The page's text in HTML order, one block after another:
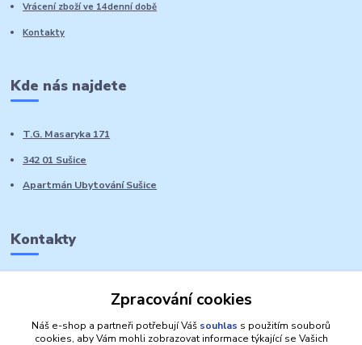
Vrácení zboží ve 14denní době
Kontakty
Kde nás najdete
T.G. Masaryka 171
342 01 Sušice
Apartmán Ubytování Sušice
Kontakty
Zpracování cookies
Náš e-shop a partneři potřebují Váš souhlas s použitím souborů
cookies, aby Vám mohli zobrazovat informace týkající se Vašich